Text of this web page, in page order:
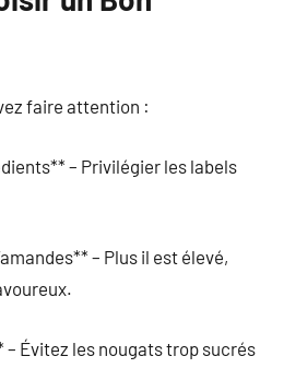
faire attention :
– Privilégier les labels
– Plus il est élevé,
Évitez les nougats trop sucrés